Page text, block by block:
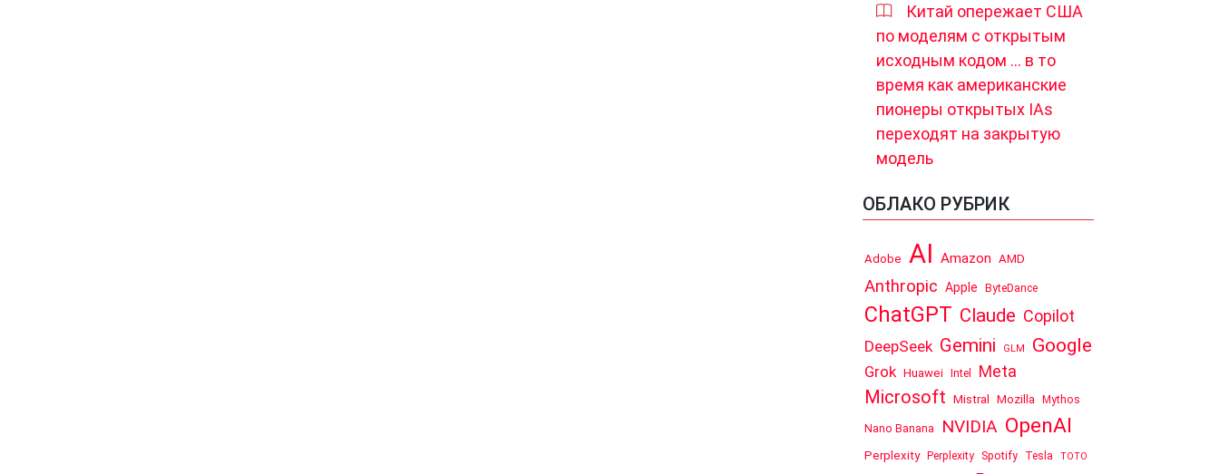
Китай опережает США
по моделям с открытым
исходным кодом ... в то
время как американские
пионеры открытых IAs
переходят на закрытую
модель
ОБЛАКО РУБРИК
Adobe AI Amazon AMD
Anthropic Apple ByteDance
ChatGPT Claude Copilot
DeepSeek Gemini GLM Google
Grok Huawei Intel Meta
Microsoft Mistral Mozilla Mythos
Nano Banana NVIDIA OpenAI
Perplexity Perplexity Spotify Tesla TOTO